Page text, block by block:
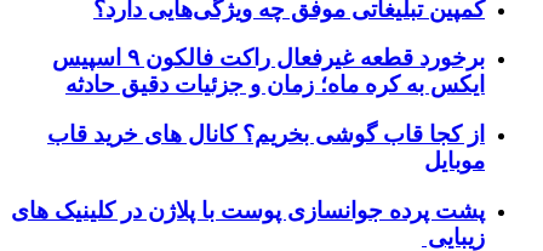
کمپین تبلیغاتی موفق چه ویژگی‌هایی دارد؟
برخورد قطعه غیرفعال راکت فالکون ۹ اسپیس
ایکس به کره ماه؛ زمان و جزئیات دقیق حادثه
از کجا قاب گوشی بخریم؟ کانال های خرید قاب
موبایل
پشت پرده جوانسازی پوست با پلاژن در کلینیک های
زیبایی